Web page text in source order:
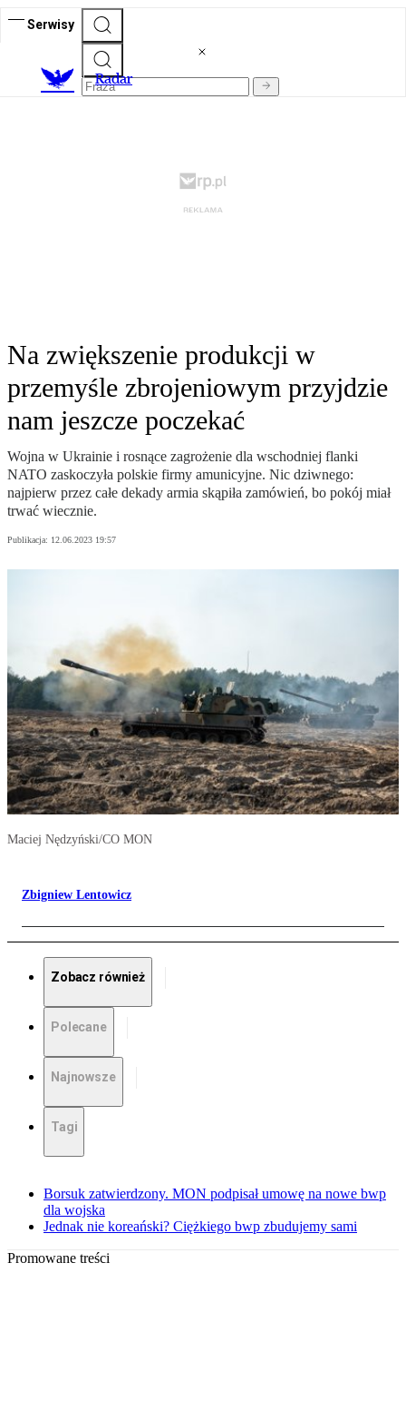
Serwisy
Radar
Na zwiększenie produkcji w
przemyśle zbrojeniowym przyjdzie
nam jeszcze poczekać
Wojna w Ukrainie i rosnące zagrożenie dla wschodniej flanki
NATO zaskoczyła polskie firmy amunicyjne. Nic dziwnego:
najpierw przez całe dekady armia skąpiła zamówień, bo pokój miał
trwać wiecznie.
Publikacja: 12.06.2023 19:57
Maciej Nędzyński/CO MON
Zbigniew Lentowicz
Zobacz również
Polecane
Najnowsze
Tagi
Borsuk zatwierdzony. MON podpisał umowę na nowe bwp
dla wojska
Jednak nie koreański? Ciężkiego bwp zbudujemy sami
Promowane treści